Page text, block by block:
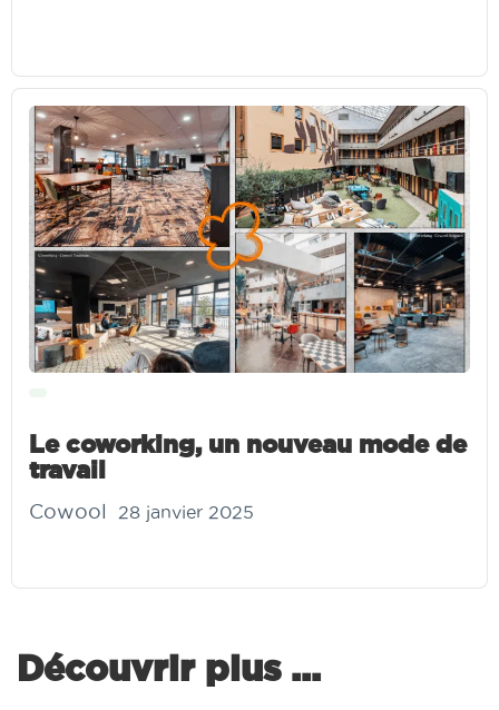
Le coworking, un nouveau mode de
travail
Cowool 28 janvier 2025
Découvrir plus ...